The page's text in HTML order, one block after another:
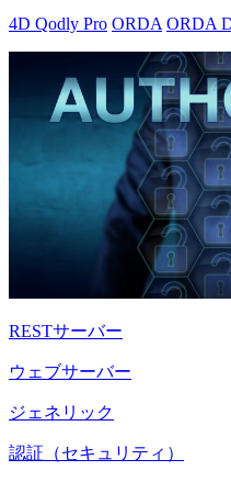
4D Qodly Pro ORDA ORDA
RESTサーバー
ウェブサーバー
ジェネリック
認証（セキュリティ）